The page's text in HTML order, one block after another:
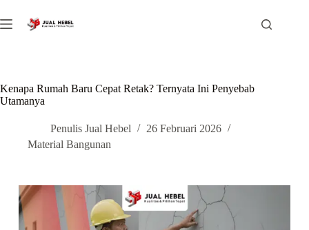
Kenapa Rumah Baru Cepat Retak? Ternyata Ini Penyebab
Utamanya
Penulis Jual Hebel
26 Februari 2026
Material Bangunan